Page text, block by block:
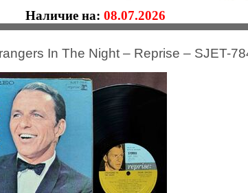
Наличие на: 08.07.2026
In The Night – Reprise – SJET-